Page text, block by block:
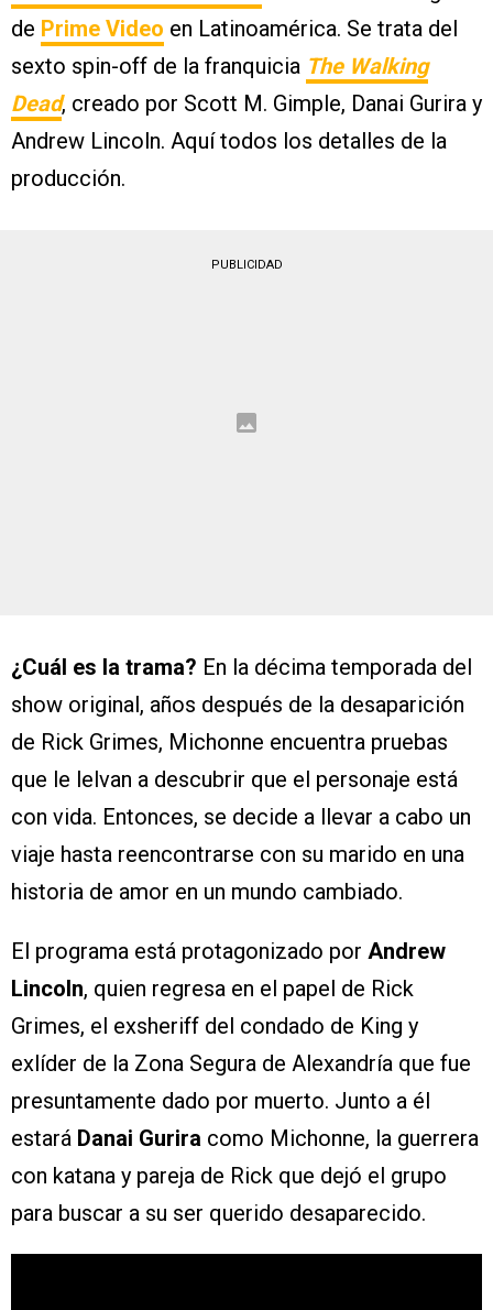
de Prime Video en Latinoamérica. Se trata del
sexto spin-off de la franquicia The Walking
Dead, creado por Scott M. Gimple, Danai Gurira y
Andrew Lincoln. Aquí todos los detalles de la
producción.
PUBLICIDAD
¿Cuál es la trama? En la décima temporada del
show original, años después de la desaparición
de Rick Grimes, Michonne encuentra pruebas
que le lelvan a descubrir que el personaje está
con vida. Entonces, se decide a llevar a cabo un
viaje hasta reencontrarse con su marido en una
historia de amor en un mundo cambiado.
El programa está protagonizado por Andrew
Lincoln, quien regresa en el papel de Rick
Grimes, el exsheriff del condado de King y
exlíder de la Zona Segura de Alexandría que fue
presuntamente dado por muerto. Junto a él
estará Danai Gurira como Michonne, la guerrera
con katana y pareja de Rick que dejó el grupo
para buscar a su ser querido desaparecido.